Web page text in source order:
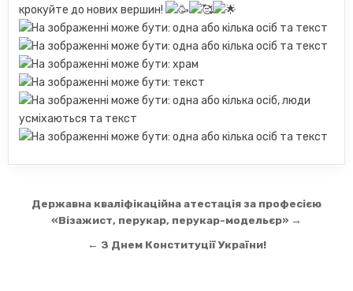
крокуйте до нових вершин!
Навігація
записів
Державна кваліфікаційна атестація за професією
«Візажист, перукар, перукар-модельєр» →
← З Днем Конституції України!